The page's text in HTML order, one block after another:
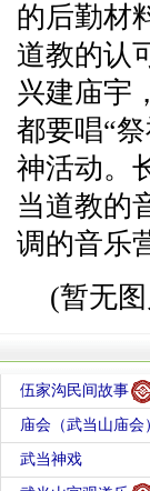
的后勤材
道教的认
兴建庙宇
都要唱“
神活动。
当道教的
调的音乐
(暂无
伍家沟民间故事
庙会（武当山庙会
武当神戏